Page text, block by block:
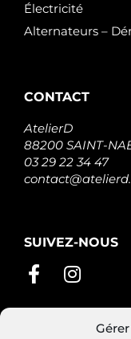
Électricité
Alternateurs –
CONTACT
AtelierD
88200 SAINT-
03 29 22 34 47
SUIVEZ-NOUS